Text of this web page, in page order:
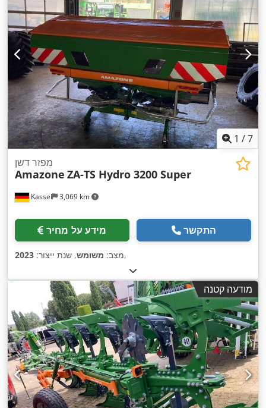
1 /7
Kassel 3,069 km
מפזר דשן
Amazone ZA-TS Hydro 3200 Super
מידע על מחיר התקשר
מצב: משומש, שנת ייצור: 2023 ,
מודעה קטנה